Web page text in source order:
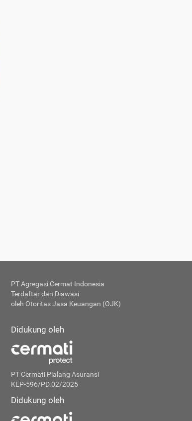
PT Agregasi Cermat Indonesia
Terdaftar dan Diawasi
oleh Otoritas Jasa Keuangan (OJK)
Didukung oleh
PT Cermati Pialang Asuransi
KEP-596/PD.02/2025
Didukung oleh